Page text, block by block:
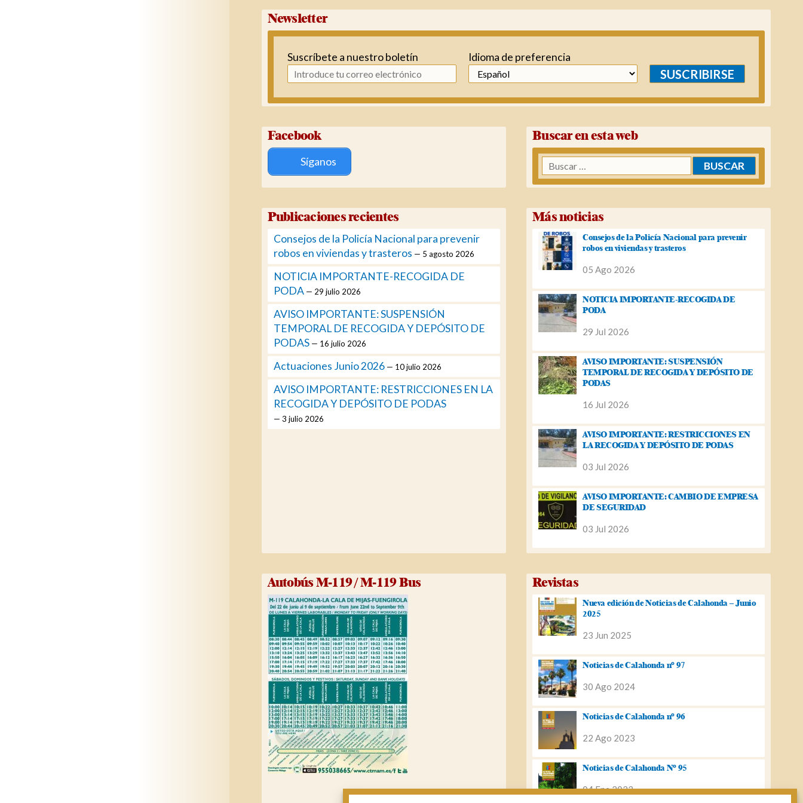
Newsletter
Suscríbete a nuestro boletín Idioma de preferencia
SUSCRIBIRSE
Facebook
Síganos
Buscar en esta web
Buscar:
Publicaciones recientes
Consejos de la Policía Nacional para prevenir
robos en viviendas y trasteros
5 agosto 2026
NOTICIA IMPORTANTE-RECOGIDA DE
PODA
29 julio 2026
AVISO IMPORTANTE: SUSPENSIÓN
TEMPORAL DE RECOGIDA Y DEPÓSITO DE
PODAS
16 julio 2026
Actuaciones Junio 2026 10 julio 2026
AVISO IMPORTANTE: RESTRICCIONES EN LA
RECOGIDA Y DEPÓSITO DE PODAS
3 julio 2026
Más noticias
Consejos de la Policía Nacional para prevenir
robos en viviendas y trasteros
05 Ago 2026
NOTICIA IMPORTANTE-RECOGIDA DE
PODA
29 Jul 2026
AVISO IMPORTANTE: SUSPENSIÓN
TEMPORAL DE RECOGIDA Y DEPÓSITO DE
PODAS
16 Jul 2026
AVISO IMPORTANTE: RESTRICCIONES EN
LA RECOGIDA Y DEPÓSITO DE PODAS
03 Jul 2026
AVISO IMPORTANTE: CAMBIO DE EMPRESA
DE SEGURIDAD
03 Jul 2026
Autobús M-119 / M-119 Bus Revistas
Nueva edición de Noticias de Calahonda – Junio
2025
23 Jun 2025
Noticias de Calahonda nº 97
30 Ago 2024
Noticias de Calahonda nº 96
22 Ago 2023
Noticias de Calahonda Nº 95
04 Ene 2023